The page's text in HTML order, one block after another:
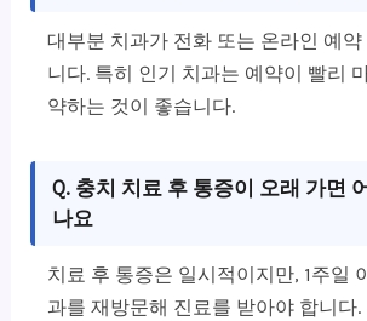
대부분 치과가 전화 또는 온라인 예
니다. 특히 인기 치과는 예약이 빨리
약하는 것이 좋습니다.
Q. 충치 치료 후 통증이 오래 가면
나요
치료 후 통증은 일시적이지만, 1주일
과를 재방문해 진료를 받아야 합니다.